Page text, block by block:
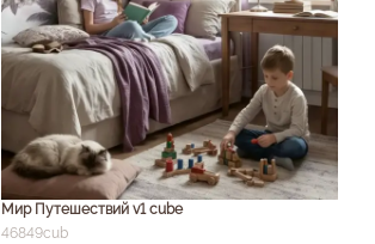
Мир Путешествий v1 cube
46849cub